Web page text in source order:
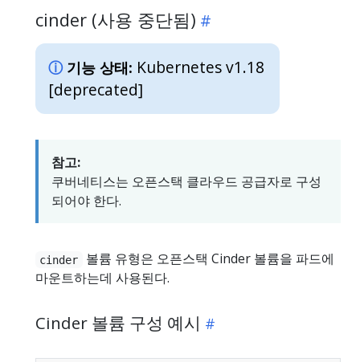
cinder (사용 중단됨)
기능 상태: Kubernetes v1.18
[deprecated]
참고:
쿠버네티스는 오픈스택 클라우드 공급자로 구성
되어야 한다.
cinder
볼륨 유형은 오픈스택 Cinder 볼륨을 파드에
마운트하는데 사용된다.
Cinder 볼륨 구성 예시